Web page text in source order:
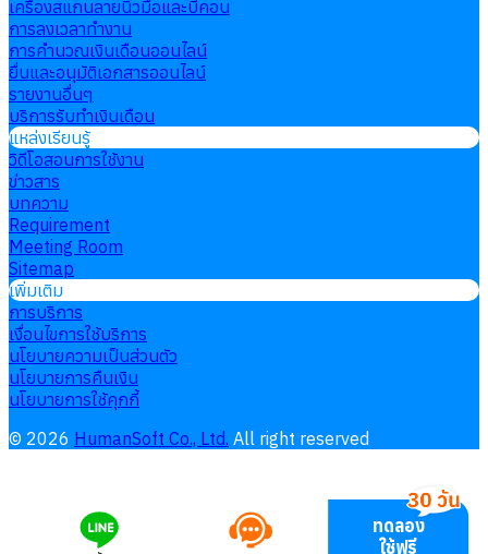
เครื่องสแกนลายนิ้วมือและบีคอน
การลงเวลาทำงาน
การคำนวณเงินเดือนออนไลน์
ยื่นและอนุมัติเอกสารออนไลน์
รายงานอื่นๆ
บริการรับทำเงินเดือน
แหล่งเรียนรู้
วิดีโอสอนการใช้งาน
ข่าวสาร
บทความ
Requirement
Meeting Room
Sitemap
เพิ่มเติม
การบริการ
เงื่อนไขการใช้บริการ
นโยบายความเป็นส่วนตัว
นโยบายการคืนเงิน
นโยบายการใช้คุกกี้
© 2026 HumanSoft Co., Ltd. All right reserved
ทดลอง
ใช้ฟรี